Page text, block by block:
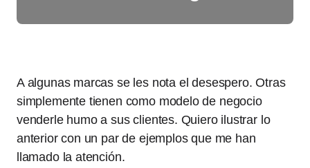
A algunas marcas se les nota el desespero. Otras
simplemente tienen como modelo de negocio
venderle humo a sus clientes. Quiero ilustrar lo
anterior con un par de ejemplos que me han
llamado la atención.